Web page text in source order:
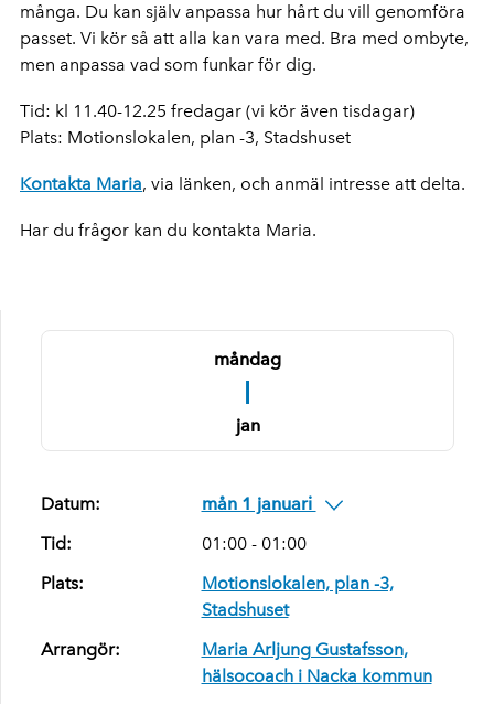
måndag
1
jan
Datum:
mån 1 januari
Tid:
01:00 - 01:00
Plats:
Motionslokalen, plan -3,
Stadshuset
Arrangör:
Maria Arljung Gustafsson,
hälsocoach i Nacka kommun
många. Du kan själv anpassa hur hårt du vill genomföra
passet. Vi kör så att alla kan vara med. Bra med ombyte,
men anpassa vad som funkar för dig.
Tid: kl 11.40-12.25 fredagar (vi kör även tisdagar)
Plats: Motionslokalen, plan -3, Stadshuset
Kontakta Maria, via länken, och anmäl intresse att delta.
Har du frågor kan du kontakta Maria.